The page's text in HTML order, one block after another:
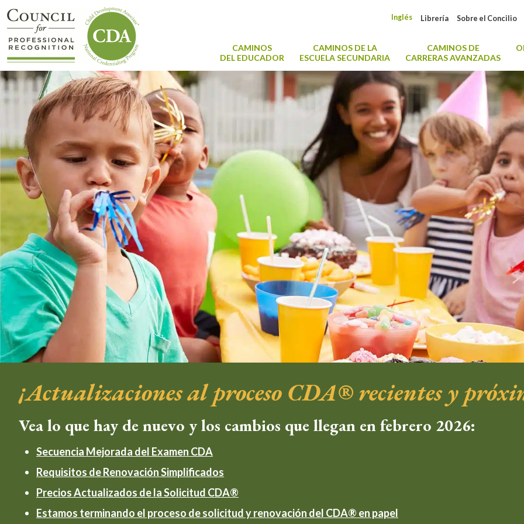
Sobre el Concilio
Librería
Inglés
CAMINOS
DEL EDUCADOR
CAMINOS DE LA
ESCUELA SECUNDARIA
CAMINOS DE
CARRERAS AVANZADAS
¡Actualizaciones al proceso CDA® recientes y
Vea lo que hay de nuevo y los cambios que llegan en febrero 2026:
Secuencia Mejorada del Examen CDA
Requisitos de Renovación Simplificados
Precios Actualizados de la Solicitud CDA®
Estamos terminando el proceso de solicitud y renovación del CDA® en papel